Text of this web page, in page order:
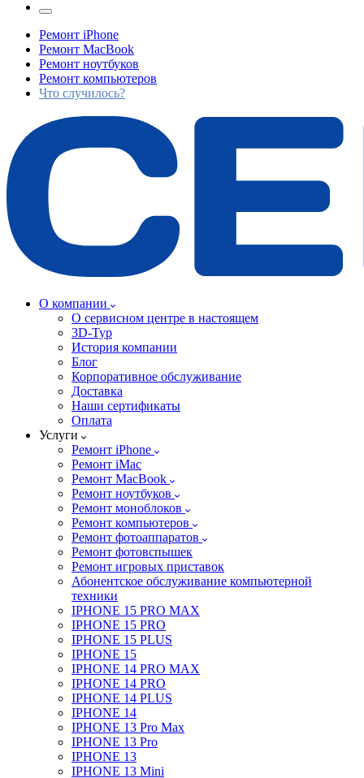
Ремонт iPhone
Ремонт MacBook
Ремонт ноутбуков
Ремонт компьютеров
Что случилось?
О компании
О сервисном центре в настоящем
3D-Тур
История компании
Блог
Корпоративное обслуживание
Доставка
Наши сертификаты
Оплата
Услуги
Ремонт iPhone
Ремонт iMac
Ремонт MacBook
Ремонт ноутбуков
Ремонт моноблоков
Ремонт компьютеров
Ремонт фотоаппаратов
Ремонт фотовспышек
Ремонт игровых приставок
Абонентское обслуживание компьютерной
техники
IPHONE 15 PRO MAX
IPHONE 15 PRO
IPHONE 15 PLUS
IPHONE 15
IPHONE 14 PRO MAX
IPHONE 14 PRO
IPHONE 14 PLUS
IPHONE 14
IPHONE 13 Pro Max
IPHONE 13 Pro
IPHONE 13
IPHONE 13 Mini